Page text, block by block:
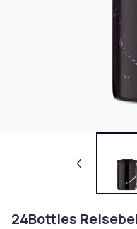
24Bottles